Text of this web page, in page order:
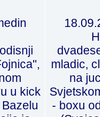
u kick
mladic,
na
- boxu